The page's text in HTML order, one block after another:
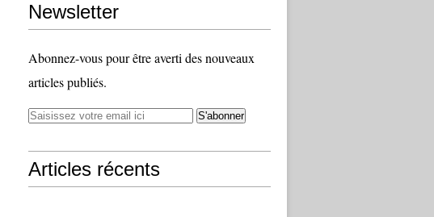
Newsletter
Abonnez-vous pour être averti des nouveaux
articles publiés.
Articles récents